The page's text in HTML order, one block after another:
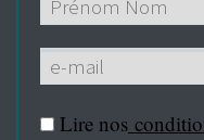
Lire nos